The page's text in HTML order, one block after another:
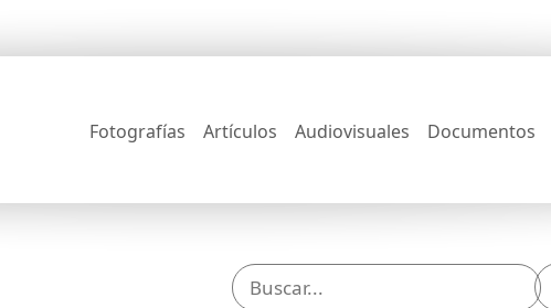
Fotografías Artículos Audiovisuales Documentos